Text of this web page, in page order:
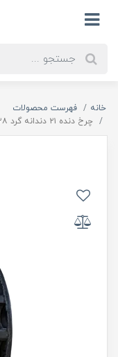
خانه
فهرست محصولات
چرخ دنده ۲۱ دندانه گرد ۱۲۸ شیاردار کد 00202232